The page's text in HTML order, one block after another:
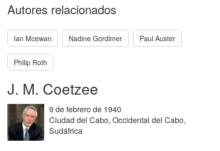
Autores relacionados
Ian Mcewan Nadine Gordimer Paul Auster
Philip Roth
J. M. Coetzee
9 de febrero de 1940
Ciudad del Cabo, Occidental del Cabo,
Sudáfrica